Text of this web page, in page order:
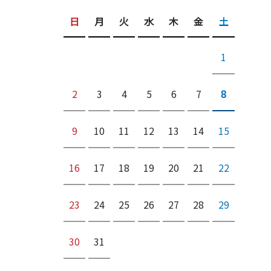
日 月 火 水 木 金 土
1
2 3 4 5 6 7 8
9 10 11 12 13 14 15
16 17 18 19 20 21 22
23 24 25 26 27 28 29
30 31